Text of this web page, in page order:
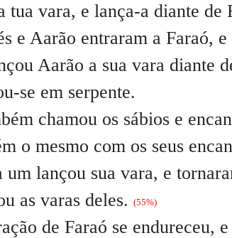
tua vara, e lança-a diante de
e Aarão entraram a Faraó,
Aarão a sua vara diante
se em serpente.
chamou os sábios e
o mesmo com os seus
um lançou sua vara, e
as varas deles. (55%)
de Faraó se endureceu,